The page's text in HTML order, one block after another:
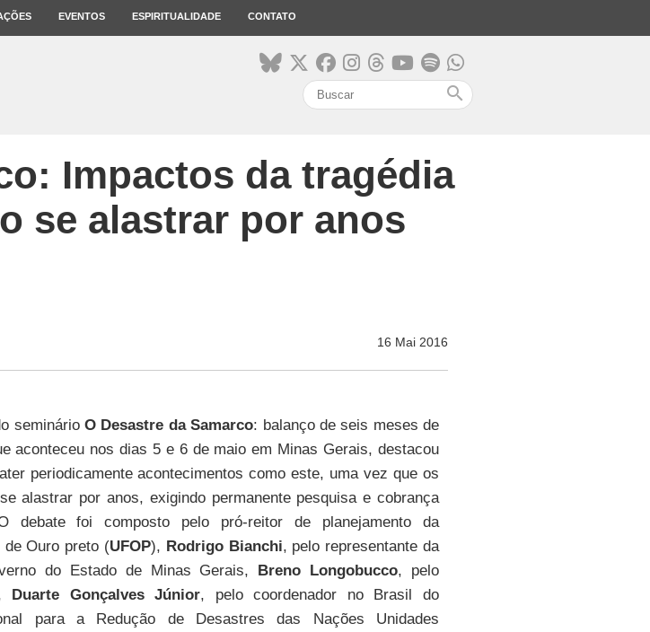
EVENTOS ESPIRITUALIDADE CONTATO
search
Impactos da tragédia
se alastrar por anos
16 Mai 2016
seminárioO Desastre da Samarco: balanço de seis meses de
aconteceu nos dias 5 e 6 de maio em Minas Gerais, destacou
periodicamente acontecimentos como este, uma vez que os
alastrar por anos, exigindo permanente pesquisa e cobrança
debate foi composto pelo pró-reitor de planejamento da
de Ouro preto (UFOP), Rodrigo Bianchi, pelo representante da
do Estado de Minas Gerais, Breno Longobucco, pelo
Duarte Gonçalves Júnior, pelo coordenador no Brasil do
para a Redução de Desastres das Nações Unidades